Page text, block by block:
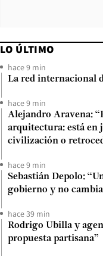
LO ÚLTIMO
hace 9 min
La red internacional
hace 9 min
Alejandro Aravena:
arquitectura: está en
civilización o
hace 9 min
Sebastián Depolo:
gobierno y no
hace 39 min
Rodrigo Ubilla y
propuesta partisana”